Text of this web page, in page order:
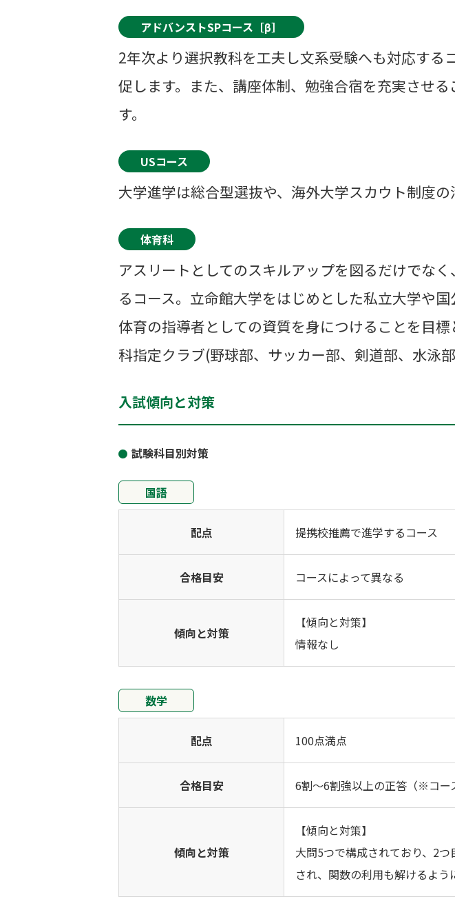
アドバンストSPコース［β］
2年次より選択教科を工夫し文系受験へも対応す
促します。また、講座体制、勉強合宿を充実させ
す。
USコース
大学進学は総合型選抜や、海外大学スカウト制度
体育科
アスリートとしてのスキルアップを図るだけでな
るコース。立命館大学をはじめとした私立大学や
体育の指導者としての資質を身につけることを目
科指定クラブ(野球部、サッカー部、剣道部、水泳
入試傾向と対策
試験科目別対策
国語
配点 提携校推薦で進学するコース
合格目安 コースによって異なる
傾向と対策
【傾向と対策】
情報なし
数学
配点 100点満点
合格目安 6割～6割強以上の正答（※コー
傾向と対策
【傾向と対策】
大問5つで構成されており、2
され、関数の利用も解けるよう